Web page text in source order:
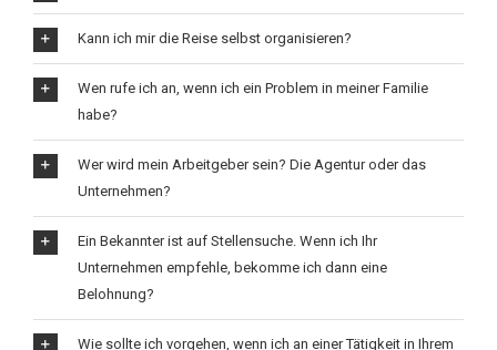
Kann ich mir die Reise selbst organisieren?
Wen rufe ich an, wenn ich ein Problem in meiner Familie
habe?
Wer wird mein Arbeitgeber sein? Die Agentur oder das
Unternehmen?
Ein Bekannter ist auf Stellensuche. Wenn ich Ihr
Unternehmen empfehle, bekomme ich dann eine
Belohnung?
Wie sollte ich vorgehen, wenn ich an einer Tätigkeit in Ihrem